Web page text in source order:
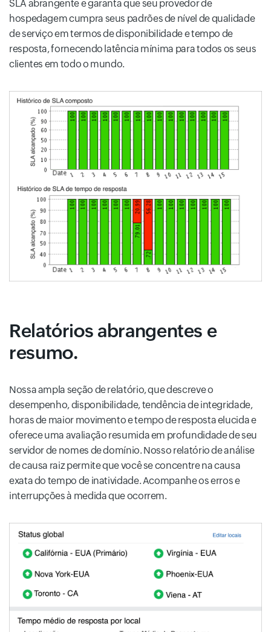
SLA abrangente e garanta que seu provedor de
hospedagem cumpra seus padrões de nível de qualidade
de serviço em termos de disponibilidade e tempo de
resposta, fornecendo latência mínima para todos os seus
clientes em todo o mundo.
Relatórios abrangentes e
resumo.
Nossa ampla seção de relatório, que descreve o
desempenho, disponibilidade, tendência de integridade,
horas de maior movimento e tempo de resposta elucida e
oferece uma avaliação resumida em profundidade de seu
servidor de nomes de domínio. Nosso relatório de análise
de causa raiz permite que você se concentre na causa
exata do tempo de inatividade. Acompanhe os erros e
interrupções à medida que ocorrem.